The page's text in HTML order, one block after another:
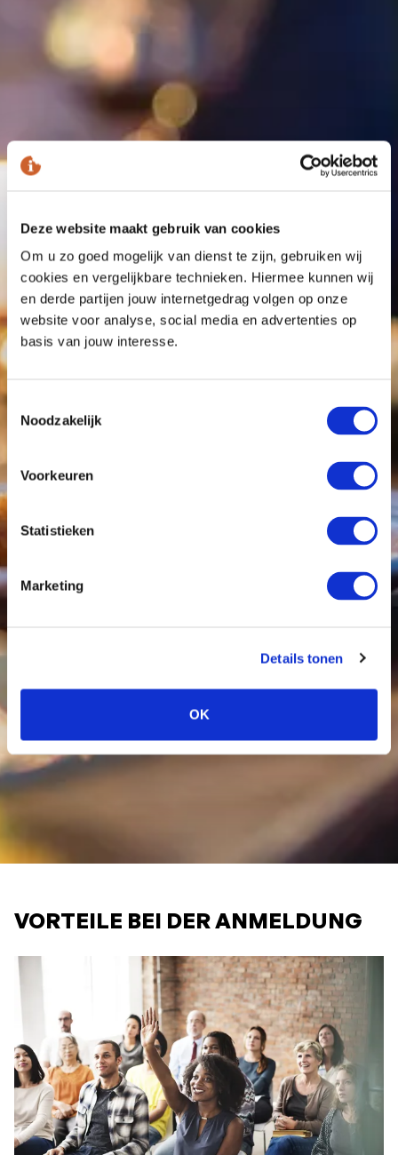
Deze website maakt gebruik van cookies
Om u zo goed mogelijk van dienst te zijn, gebruiken wij
cookies en vergelijkbare technieken. Hiermee kunnen wij
en derde partijen jouw internetgedrag volgen op onze
website voor analyse, social media en advertenties op
basis van jouw interesse.
Noodzakelijk
Voorkeuren
Statistieken
Marketing
Details tonen
OK
VORTEILE BEI DER ANMELDUNG